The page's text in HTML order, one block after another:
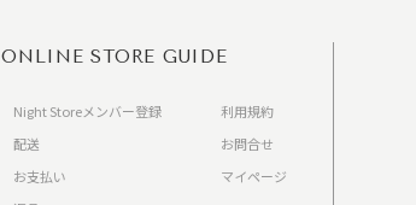
ONLINE STORE GUIDE
Night Storeメンバー登録
配送
お支払い
利用規約
お問合せ
マイページ